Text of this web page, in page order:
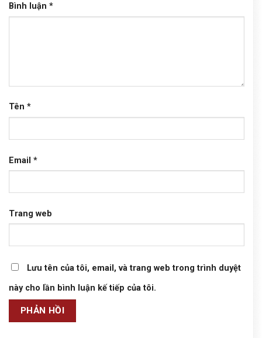
Bình luận *
Tên *
Email *
Trang web
Lưu tên của tôi, email, và trang web trong trình duyệt
này cho lần bình luận kế tiếp của tôi.